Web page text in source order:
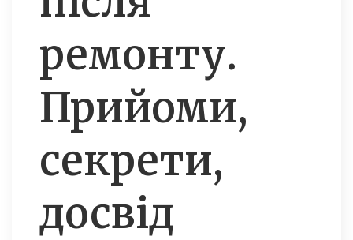
ремонту.
Прийоми,
секрети,
досвід